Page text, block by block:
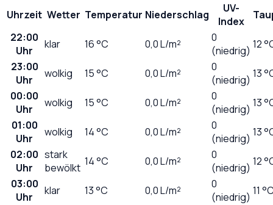
Uhrzeit Wetter Temperatur Niederschlag
UV-
Index
22:00
Uhr
klar 16°C 0,0L/m²
0
(niedrig) 12
23:00
Uhr
wolkig 15°C 0,0L/m²
0
(niedrig) 13
00:00
Uhr
wolkig 15°C 0,0L/m²
0
(niedrig) 13
01:00
Uhr
wolkig 14°C 0,0L/m²
0
(niedrig) 13
02:00
Uhr
stark
bewölkt 14°C 0,0L/m²
0
(niedrig) 12
03:00
Uhr
klar 13°C 0,0L/m²
0
(niedrig) 11